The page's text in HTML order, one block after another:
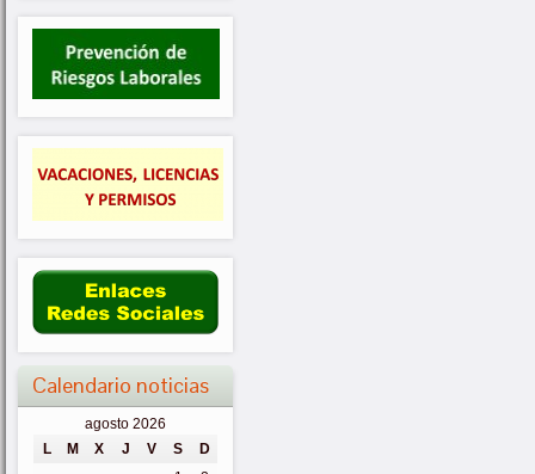
Calendario noticias
agosto 2026
L
M X J V S
D